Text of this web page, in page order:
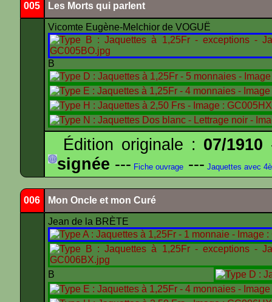
005 Les Morts qui parlent
Vicomte Eugène-Melchior de VOGUË
B
Édition originale : 07/1910
signée --- Fiche ouvrage --- Jaquettes avec
006 Mon Oncle et mon Curé
Jean de la BRÈTE
B